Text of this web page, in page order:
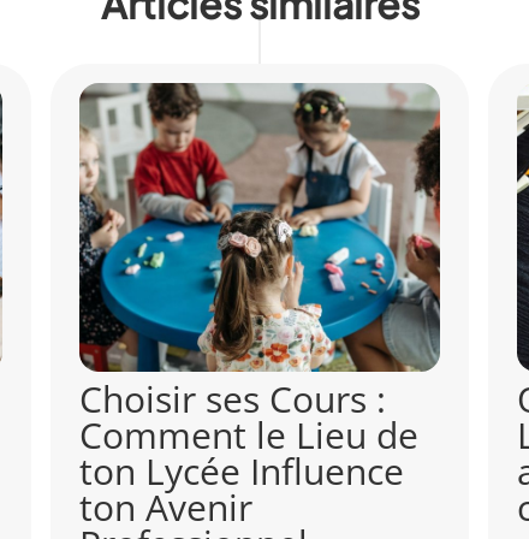
Orientation Lycée :
L’intelligence
artificielle va-t-elle
choisir pour vous ?